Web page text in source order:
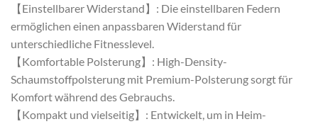
【Einstellbarer Widerstand】: Die einstellbaren Federn
ermöglichen einen anpassbaren Widerstand für
unterschiedliche Fitnesslevel.
【Komfortable Polsterung】: High-Density-
Schaumstoffpolsterung mit Premium-Polsterung sorgt für
Komfort während des Gebrauchs.
【Kompakt und vielseitig】: Entwickelt, um in Heim-